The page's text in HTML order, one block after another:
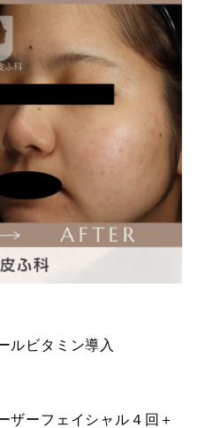
ルビタミン導入
ザーフェイシャル４回＋